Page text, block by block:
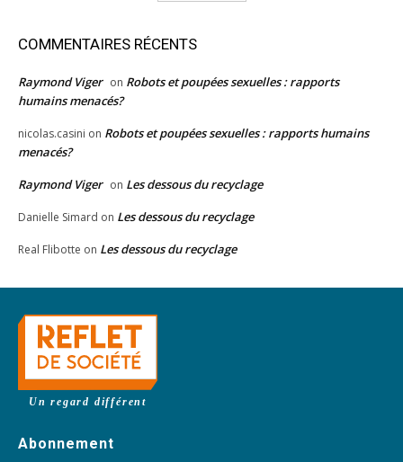
COMMENTAIRES RÉCENTS
Raymond Viger on Robots et poupées sexuelles : rapports
humains menacés?
nicolas.casini on Robots et poupées sexuelles : rapports humains
menacés?
Raymond Viger on Les dessous du recyclage
Danielle Simard on Les dessous du recyclage
Real Flibotte on Les dessous du recyclage
Un regard différent
Abonnement